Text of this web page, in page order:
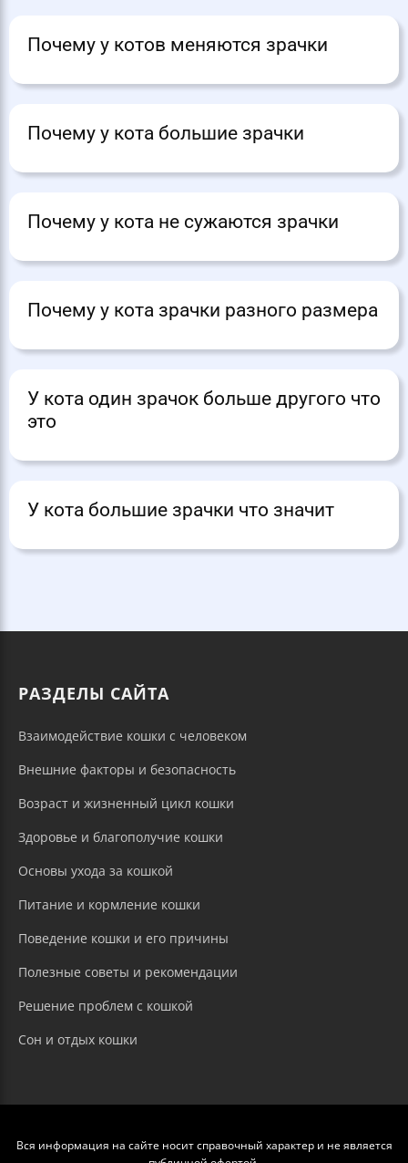
Почему у котов меняются зрачки
Почему у кота большие зрачки
Почему у кота не сужаются зрачки
Почему у кота зрачки разного размера
У кота один зрачок больше другого что
это
У кота большие зрачки что значит
РАЗДЕЛЫ САЙТА
Взаимодействие кошки с человеком
Внешние факторы и безопасность
Возраст и жизненный цикл кошки
Здоровье и благополучие кошки
Основы ухода за кошкой
Питание и кормление кошки
Поведение кошки и его причины
Полезные советы и рекомендации
Решение проблем с кошкой
Сон и отдых кошки
Вся информация на сайте носит справочный характер и не является